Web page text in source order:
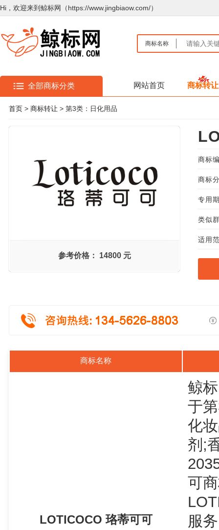
Hi，欢迎来到鲸标网（https://www.jingbiaow.com/）
商标名称
全部商标分类 网站首页 商标转让
首页 > 商标转让 > 第3类：日化用品
参考价格： 14800 元
商标
商标
专用
类似
适用
商标名称
LOTICOCO 珞蒂可可
鲸
于
化
剂;
可
服